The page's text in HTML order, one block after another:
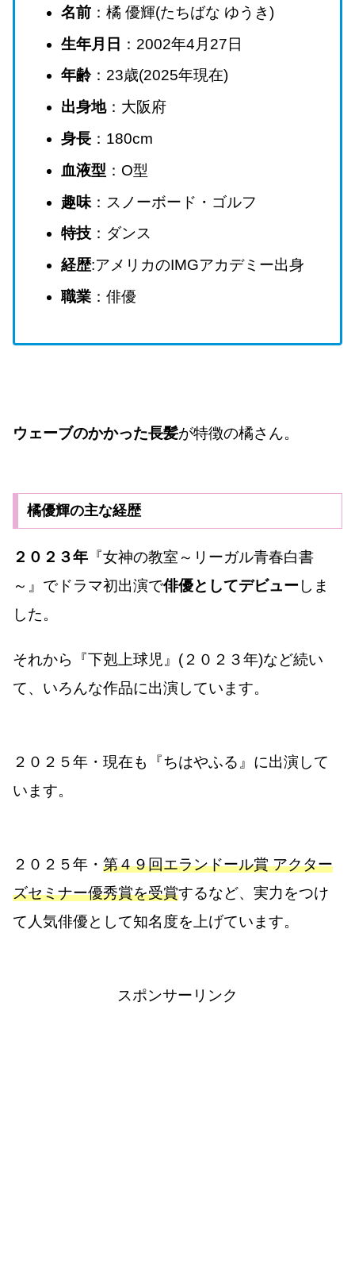
名前 ：橘 優輝(たちばな ゆうき)
生年月日 ：2002年4月27日
年齢：23歳(2025年現在)
出身地：大阪府
身長 ：180cm
血液型 ：O型
趣味 ：スノーボード・ゴルフ
特技 ：ダンス
経歴:アメリカのIMGアカデミー出身
職業 ：俳優
ウェーブのかかった長髪が特徴の橘さん。
橘優輝の主な経歴
２０２３年 『女神の教室～リーガル青春白書
～』でドラマ初出演で俳優としてデビュー しま
した。
それから『下剋上球児』(２０２３年)など続い
て、いろんな作品に出演しています。
２０２５年・現在も『ちはやふる』に出演して
います。
２０２５年・ 第４９回エランドール賞 アクター
ズセミナー優秀賞を受賞するなど、実力をつけ
て人気俳優として知名度を上げています。
スポンサーリンク